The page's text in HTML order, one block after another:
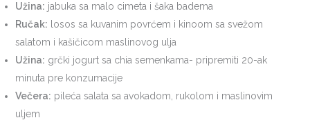
Užina: jabuka sa malo cimeta i šaka badema
Ručak: losos sa kuvanim povrćem i kinoom sa svežom
salatom i kašičicom maslinovog ulja
Užina: grčki jogurt sa chia semenkama- pripremiti 20-ak
minuta pre konzumacije
Večera: pileća salata sa avokadom, rukolom i maslinovim
uljem